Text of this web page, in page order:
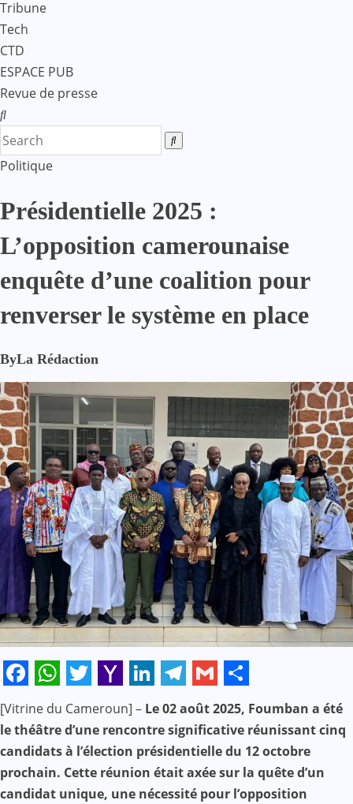
Tribune
Tech
CTD
ESPACE PUB
Revue de presse
Politique
Présidentielle 2025 :
L’opposition camerounaise
enquête d’une coalition pour
renverser le système en place
ByLa Rédaction
Facebook
WhatsApp
Twitter
Yahoo
Mail
LinkedIn
Telegram
Gmail
Share
[Vitrine du Cameroun] – Le 02 août 2025, Foumban a été
le théâtre d’une rencontre significative réunissant cinq
candidats à l’élection présidentielle du 12 octobre
prochain. Cette réunion était axée sur la quête d’un
candidat unique, une nécessité pour l’opposition